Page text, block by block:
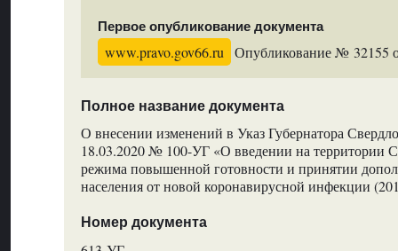
Первое опубликование документа
www.pravo.gov66.ru Опубликование № 32155
Полное название документа
О внесении изменений в Указ Губернатора
18.03.2020 № 100-УГ «О введении на территории
режима повышенной готовности и принятии
населения от новой коронавирусной инфекции
Номер документа